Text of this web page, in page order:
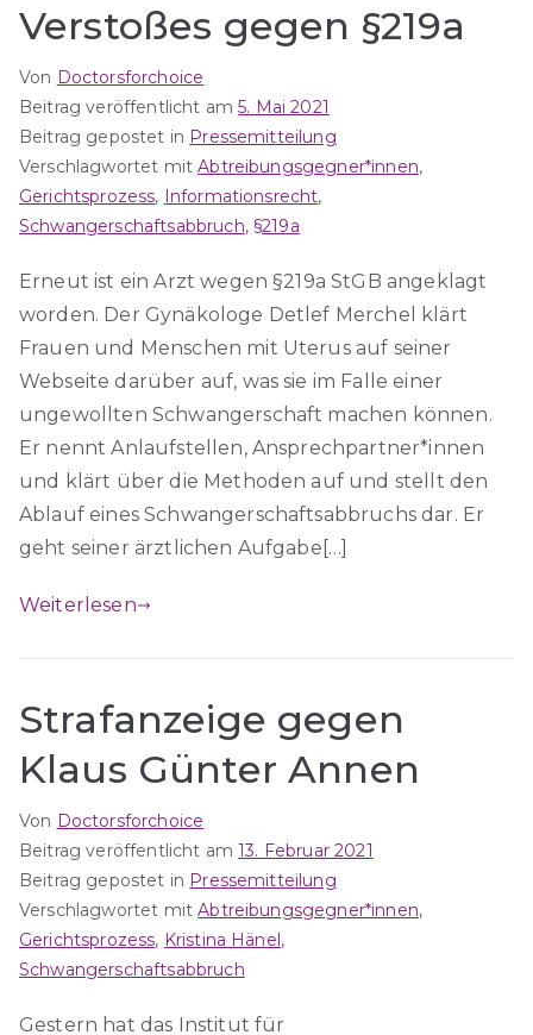
Verstoßes gegen §219a
Von Doctorsforchoice
Beitrag veröffentlicht am5. Mai 2021
Beitrag gepostet in Pressemitteilung
Verschlagwortet mitAbtreibungsgegner*innen,
Gerichtsprozess, Informationsrecht,
Schwangerschaftsabbruch,§219a
Erneut ist ein Arzt wegen §219a StGB angeklagt
worden. Der Gynäkologe Detlef Merchel klärt
Frauen und Menschen mit Uterus auf seiner
Webseite darüber auf, was sie im Falle einer
ungewollten Schwangerschaft machen können.
Er nennt Anlaufstellen, Ansprechpartner*innen
und klärt über die Methoden auf und stellt den
Ablauf eines Schwangerschaftsabbruchs dar. Er
geht seiner ärztlichen Aufgabe[…]
Weiterlesen
Strafanzeige gegen
Klaus Günter Annen
Von Doctorsforchoice
Beitrag veröffentlicht am13. Februar 2021
Beitrag gepostet in Pressemitteilung
Verschlagwortet mitAbtreibungsgegner*innen,
Gerichtsprozess, Kristina Hänel,
Schwangerschaftsabbruch
Gestern hat das Institut für